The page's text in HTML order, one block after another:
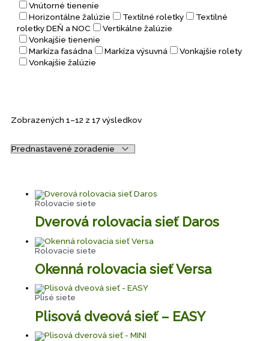
Vnútorné tienenie
Horizontálne žalúzie
Textilné roletky
Textilné
roletky DEŇ a NOC
Vertikálne žalúzie
Vonkajšie tienenie
Markíza fasádna
Markíza výsuvná
Vonkajšie rolety
Vonkajšie žalúzie
Zobrazených 1–12 z 17 výsledkov
Rolovacie siete
Dverová rolovacia sieť Daros
Rolovacie siete
Okenná rolovacia sieť Versa
Plisé siete
Plisová dveová sieť – EASY